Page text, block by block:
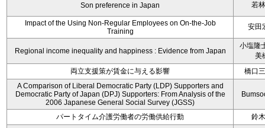
Son preference in Japan 若
Impact of the Using Non-Regular Employees on On-the-Job
Training
安田
Regional income inequality and happiness : Evidence from Japan
小塩隆
美
両立支援策が賃金に与える影響
橋口
A Comparison of Liberal Democratic Party (LDP) Supporters and
Democratic Party of Japan (DPJ) Supporters: From Analysis of the
2006 Japanese General Social Survey (JGSS)
パートタイム介護労働者の労働供給行動 鈴